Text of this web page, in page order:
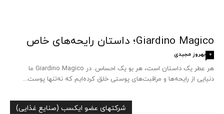
Giardino Magico؛ داستان رایحه‌های خاص
بهروز مجیدی 0
هر عطر یک داستان است، هر بو یک احساس. در Giardino Magico ما
دنیایی از رایحه‌ها و مراقبت‌های پوستی خلق کرده‌ایم که نه‌تنها پوست...
شرکتهای عضو ایکسب (صنایع غذایی)